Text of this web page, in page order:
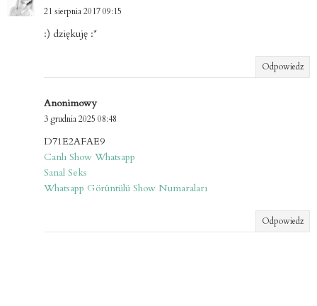
21 sierpnia 2017 09:15
:) dziękuję :*
Odpowiedz
Anonimowy
3 grudnia 2025 08:48
D71E2AFAE9
Canlı Show Whatsapp
Sanal Seks
Whatsapp Görüntülü Show Numaraları
Odpowiedz